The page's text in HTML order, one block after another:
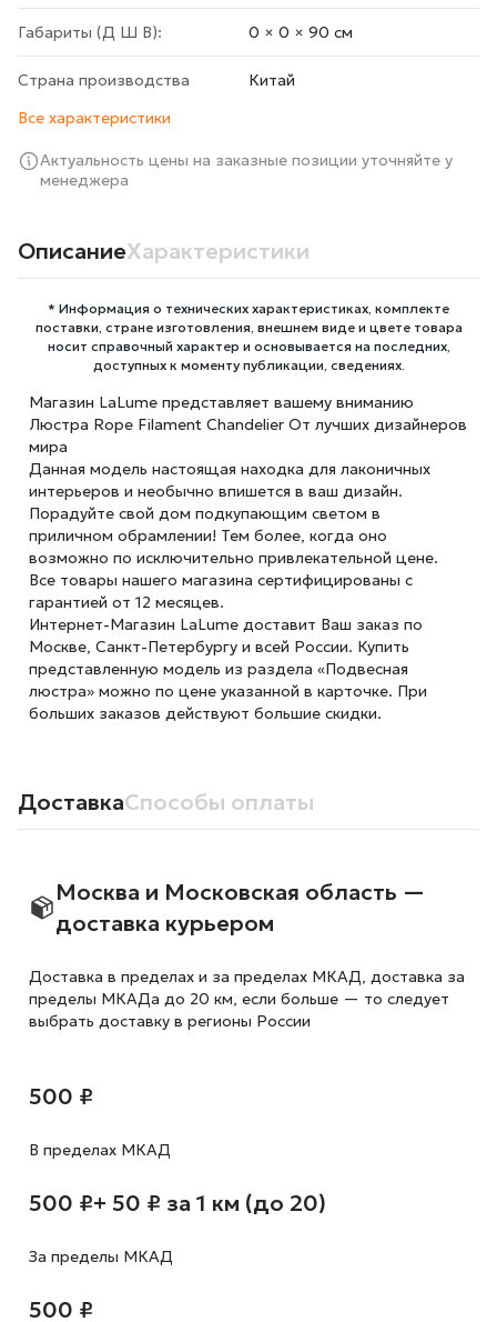
Габариты (Д Ш В): 0 × 0 × 90 cм
Страна производства
Китай
Все характеристики
Актуальность цены на заказные позиции уточняйте у
менеджера
ОписаниеХарактеристики
* Информация о технических характеристиках, комплекте
поставки, стране изготовления, внешнем виде и цвете товара
носит справочный характер и основывается на последних,
доступных к моменту публикации, сведениях.
Магазин LaLume представляет вашему вниманию
Люстра Rope Filament Chandelier От лучших дизайнеров
мира
Данная модель настоящая находка для лаконичных
интерьеров и необычно впишется в ваш дизайн.
Порадуйте свой дом подкупающим светом в
приличном обрамлении! Тем более, когда оно
возможно по исключительно привлекательной цене.
Все товары нашего магазина сертифицированы с
гарантией от 12 месяцев.
Интернет-Магазин LaLume доставит Ваш заказ по
Москве, Санкт-Петербургу и всей России. Купить
представленную модель из раздела «Подвесная
люстра» можно по цене указанной в карточке. При
больших заказов действуют большие скидки.
ДоставкаСпособы оплаты
Москва и Московская область —
доставка курьером
Доставка в пределах и за пределах МКАД, доставка за
пределы МКАДа до 20 км, если больше — то следует
выбрать доставку в регионы России
500 ₽
В пределах МКАД
500 ₽+ 50 ₽ за 1 км (до 20)
За пределы МКАД
500 ₽